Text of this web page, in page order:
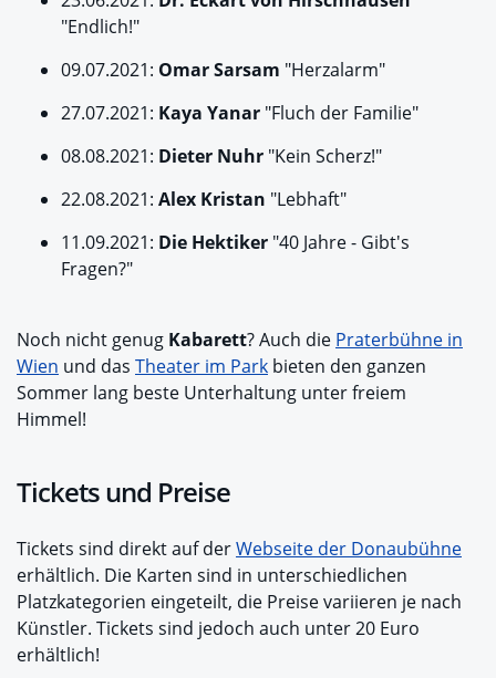
"Endlich!"
09.07.2021: Omar Sarsam "Herzalarm"
27.07.2021: Kaya Yanar "Fluch der Familie"
08.08.2021: Dieter Nuhr "Kein Scherz!"
22.08.2021: Alex Kristan "Lebhaft"
11.09.2021: Die Hektiker "40 Jahre - Gibt's
Fragen?"
Noch nicht genug Kabarett? Auch die Praterbühne in
Wien und das Theater im Park bieten den ganzen
Sommer lang beste Unterhaltung unter freiem
Himmel!
Tickets und Preise
Tickets sind direkt auf derWebseite der Donaubühne
erhältlich. Die Karten sind in unterschiedlichen
Platzkategorien eingeteilt, die Preise variieren je nach
Künstler. Tickets sind jedoch auch unter 20 Euro
erhältlich!